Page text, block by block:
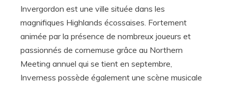
Invergordon est une ville située dans les
magnifiques Highlands écossaises. Fortement
animée par la présence de nombreux joueurs et
passionnés de cornemuse grâce au Northern
Meeting annuel qui se tient en septembre,
Inverness possède également une scène musicale